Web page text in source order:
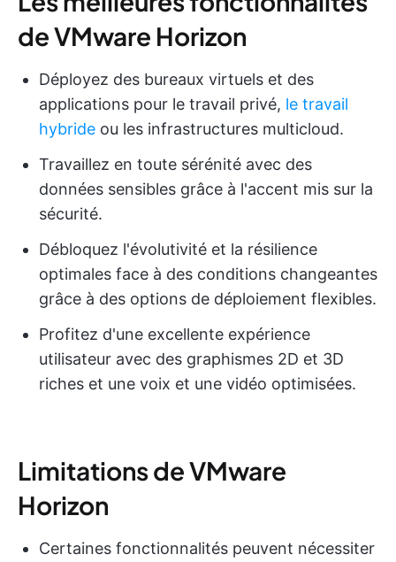
de VMware Horizon
Déployez des bureaux virtuels et des
applications pour le travail privé, le travail
hybride ou les infrastructures multicloud.
Travaillez en toute sérénité avec des
données sensibles grâce à l'accent mis sur la
sécurité.
Débloquez l'évolutivité et la résilience
optimales face à des conditions changeantes
grâce à des options de déploiement flexibles.
Profitez d'une excellente expérience
utilisateur avec des graphismes 2D et 3D
riches et une voix et une vidéo optimisées.
Limitations de VMware
Horizon
Certaines fonctionnalités peuvent nécessiter